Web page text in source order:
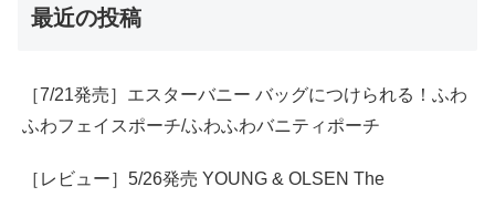
最近の投稿
［7/21発売］エスターバニー バッグにつけられる！ふわ
ふわフェイスポーチ/ふわふわバニティポーチ
［レビュー］5/26発売 YOUNG & OLSEN The